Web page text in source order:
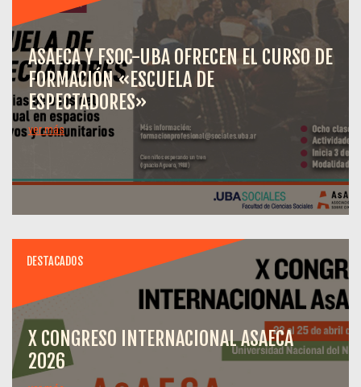
ASAECA Y FSOC-UBA OFRECEN EL CURSO DE
FORMACIÓN «ESCUELA DE
ESPECTADORES»
ver más
DESTACADOS
X CONGRESO INTERNACIONAL ASAECA
2026